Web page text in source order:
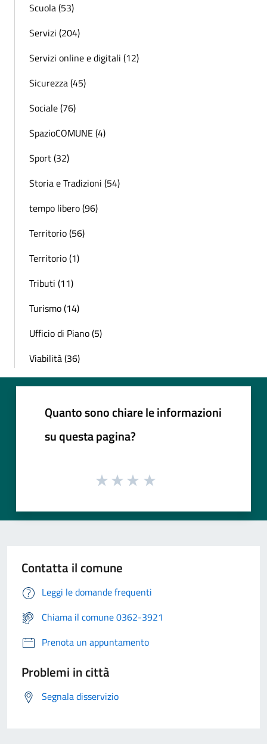
Scuola (53)
Servizi (204)
Servizi online e digitali (12)
Sicurezza (45)
Sociale (76)
SpazioCOMUNE (4)
Sport (32)
Storia e Tradizioni (54)
tempo libero (96)
Territorio (56)
Territorio (1)
Tributi (11)
Turismo (14)
Ufficio di Piano (5)
Viabilità (36)
Quanto sono chiare le informazioni
su questa pagina?
Contatta il comune
Leggi le domande frequenti
Chiama il comune 0362-3921
Prenota un appuntamento
Problemi in città
Segnala disservizio